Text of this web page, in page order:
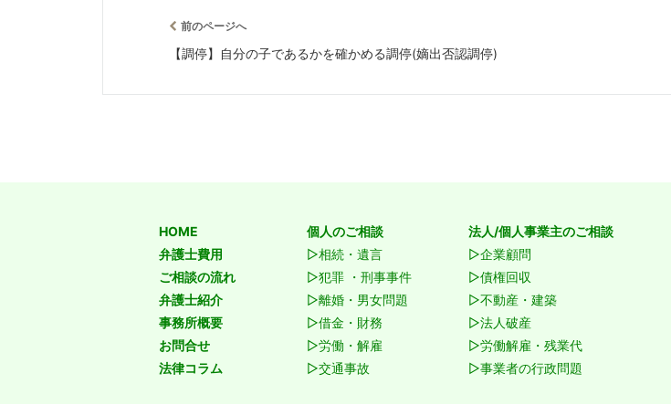
前のページへ
【調停】自分の子であるかを確かめる調停(嫡出否認調停)
HOME
弁護士費用
ご相談の流れ
弁護士紹介
事務所概要
お問合せ
法律コラム
個人のご相談
▷相続・遺言
▷犯罪 ・刑事事件
▷離婚・男女問題
▷借金・財務
▷労働・解雇
▷交通事故
法人/個人事業主のご相談
▷企業顧問
▷債権回収
▷不動産・建築
▷法人破産
▷労働解雇・残業代
▷事業者の行政問題